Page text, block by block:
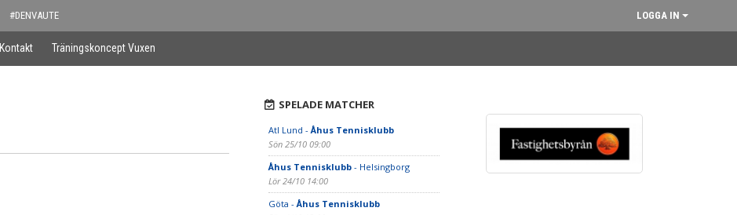
#DENVAUTE LOGGA IN
Kontakt Träningskoncept Vuxen
SPELADE MATCHER
Atl Lund -Åhus Tennisklubb
Sön 25/10 09:00
Åhus Tennisklubb- Helsingborg
Lör 24/10 14:00
Göta -Åhus Tennisklubb